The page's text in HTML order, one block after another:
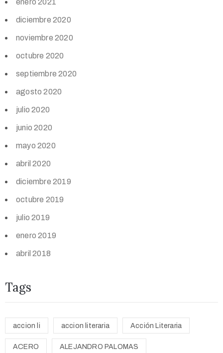
enero 2021
diciembre 2020
noviembre 2020
octubre 2020
septiembre 2020
agosto 2020
julio 2020
junio 2020
mayo 2020
abril 2020
diciembre 2019
octubre 2019
julio 2019
enero 2019
abril 2018
Tags
accion li accion literaria Acción Literaria
ACERO ALEJANDRO PALOMAS